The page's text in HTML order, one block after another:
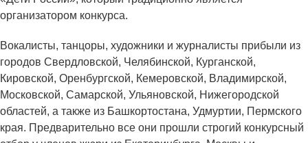
организатором конкурса.
Вокалисты, танцоры, художники и журналисты прибыли из
городов Свердловской, Челябинской, Курганской,
Кировской, Оренбургской, Кемеровской, Владимирской,
Московской, Самарской, Ульяновской, Нижегородской
областей, а также из Башкортостана, Удмуртии, Пермского
края. Предварительно все они прошли строгий конкурсный